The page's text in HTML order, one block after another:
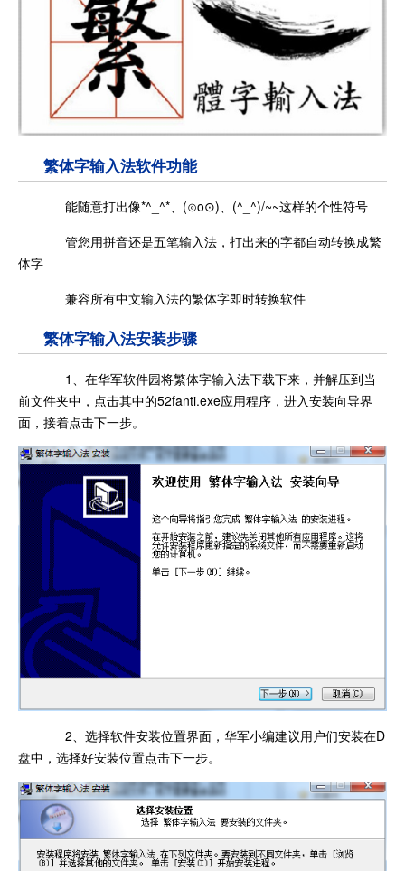
繁体字输入法软件功能
能随意打出像*^_^*、(⊙o⊙)、(^_^)/~~这样的个性符号
管您用拼音还是五笔输入法，打出来的字都自动转换成繁
体字
兼容所有中文输入法的繁体字即时转换软件
繁体字输入法安装步骤
1、在华军软件园将繁体字输入法下载下来，并解压到当
前文件夹中，点击其中的52fanti.exe应用程序，进入安装向导界
面，接着点击下一步。
2、选择软件安装位置界面，华军小编建议用户们安装在D
盘中，选择好安装位置点击下一步。